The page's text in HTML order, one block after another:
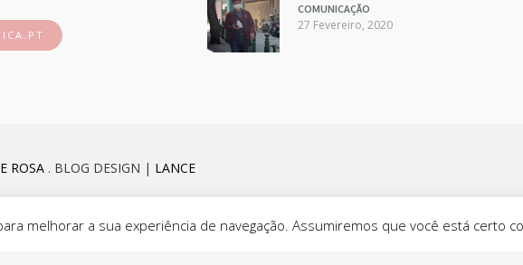
COMUNICAÇÃO
27 Fevereiro, 2020
ROSA . BLOG DESIGN | LANCE
melhorar a sua experiência de navegação. Assumiremos que você está certo